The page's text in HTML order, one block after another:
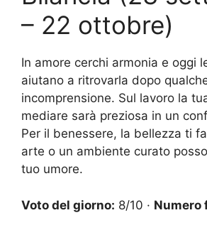
– 22 ottobre)
In amore cerchi armonia e oggi
aiutano a ritrovarla dopo
incomprensione. Sul lavoro la
mediare sarà preziosa in un
Per il benessere, la bellezza ti
arte o un ambiente curato
tuo umore.
Voto del giorno: 8/10 · Numero